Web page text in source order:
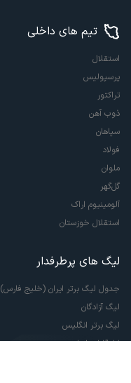
تیم های داخلی
استقلال
پرسپولیس
تراکتور
ذوب آهن
سپاهان
فولاد
ملوان
گل‌گهر
آلومینیوم اراک
استقلال خوزستان
لیگ های پرطرفدار
جدول لیگ برتر ایران (خلیج فارس)
لیگ آزادگان
لیگ برتر انگلیس
لالیگا اسپانیا